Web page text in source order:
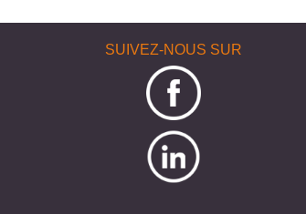
SUIVEZ-NOUS SUR